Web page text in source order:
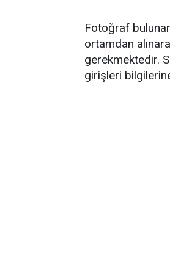
Fotoğraf
ortamdan
gerekmektedir.
girişleri